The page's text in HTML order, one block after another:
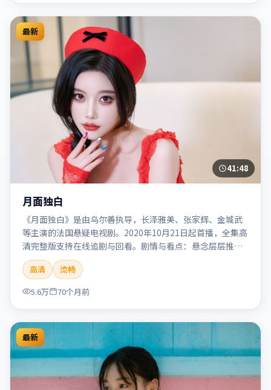
最新
41:48
月面独白
《月面独白》是由乌尔善执导，长泽雅美、张家辉、金城武
等主演的法国悬疑电视剧。2020年10月21日起首播，全集高
清完整版支持在线追剧与回看。剧情与看点：悬念层层推
进，线索相互勾连，结局出人意料，适合推理爱好者。本片
适合检索「月面独白」「乌尔善」「悬疑」「法国」
「2020」「2020-10-21上映」等关键词的影迷阅读简介与主
创信息。
高清
流畅
5.6万
70个月前
最新